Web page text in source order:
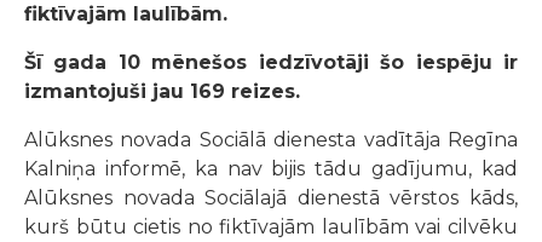
fiktīvajām laulībām.
Šī gada 10 mēnešos iedzīvotāji šo iespēju ir
izmantojuši jau 169 reizes.
Alūksnes novada Sociālā dienesta vadītāja Regīna
Kalniņa informē, ka nav bijis tādu gadījumu, kad
Alūksnes novada Sociālajā dienestā vērstos kāds,
kurš būtu cietis no fiktīvajām laulībām vai cilvēku